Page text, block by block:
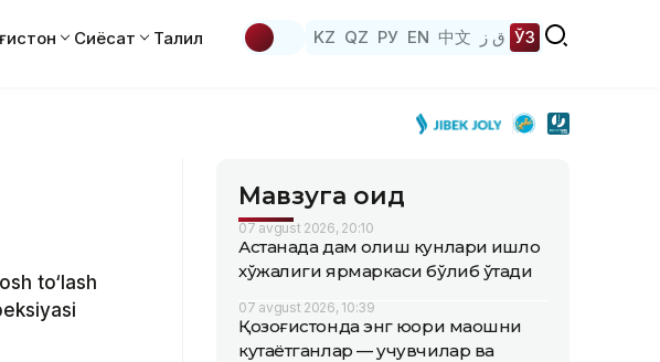
Сиёсат Таҳлил KZ QZ РУ EN 中文 ق ز ЎЗ
to‘lash
Мавзуга оид
07 avgust 2026, 20:10
Астанада дам олиш кунлари қишлоқ
хўжалиги ярмаркаси бўлиб ўтади
07 avgust 2026, 10:39
Қозоғистонда энг юқори маошни
кутаётганлар — учувчилар ва